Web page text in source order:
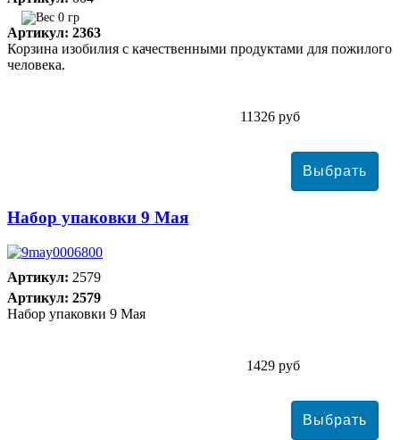
0 гр
Артикул: 2363
Корзина изобилия с качественными продуктами для пожилого
человека.
11326 руб
Набор упаковки 9 Мая
Артикул: 2579
Артикул: 2579
Набор упаковки 9 Мая
1429 руб